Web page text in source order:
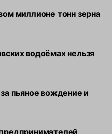
миллионе тонн зерна
водоёмах нельзя
пьяное вождение и